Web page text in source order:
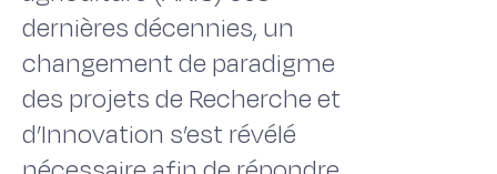
dernières décennies, un
changement de paradigme
des projets de Recherche et
d’Innovation s’est révélé